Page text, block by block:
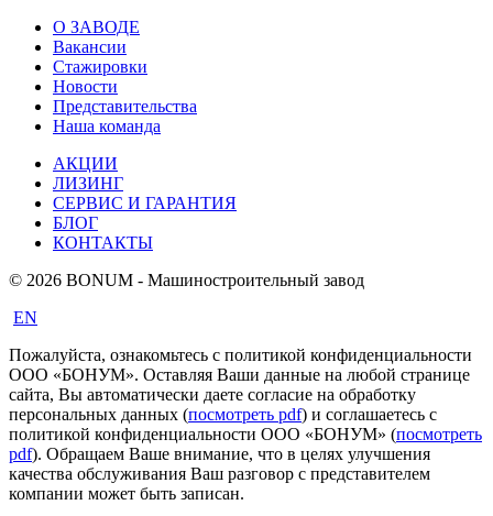
О ЗАВОДЕ
Вакансии
Стажировки
Новости
Представительства
Наша команда
АКЦИИ
ЛИЗИНГ
СЕРВИС И ГАРАНТИЯ
БЛОГ
КОНТАКТЫ
© 2026 BONUM - Машиностроительный завод
EN
Пожалуйста, ознакомьтесь с политикой конфиденциальности
ООО «БОНУМ». Оставляя Ваши данные на любой странице
сайта, Вы автоматически даете согласие на обработку
персональных данных (посмотреть pdf) и соглашаетесь с
политикой конфиденциальности ООО «БОНУМ» (посмотреть
pdf). Обращаем Ваше внимание, что в целях улучшения
качества обслуживания Ваш разговор с представителем
компании может быть записан.